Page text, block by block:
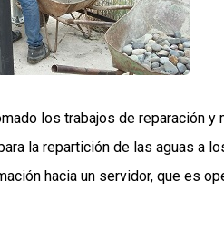
los trabajos de reparación
la repartición de las aguas a
hacia un servidor, que es